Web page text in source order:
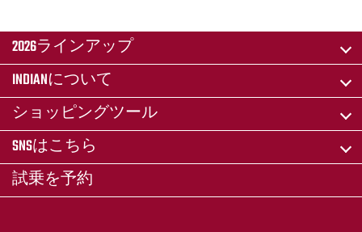
2026ラインアップ
INDIANについて
ショッピングツール
SNSはこちら
試乗を予約